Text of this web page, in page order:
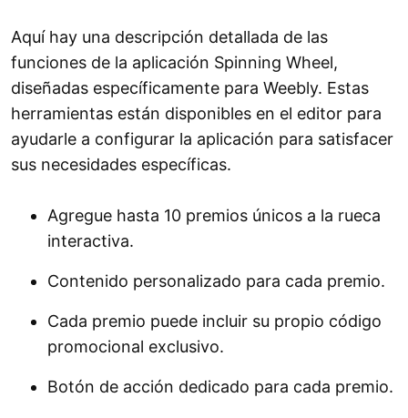
Aquí hay una descripción detallada de las
funciones de la aplicación Spinning Wheel,
diseñadas específicamente para Weebly. Estas
herramientas están disponibles en el editor para
ayudarle a configurar la aplicación para satisfacer
sus necesidades específicas.
Agregue hasta 10 premios únicos a la rueca
interactiva.
Contenido personalizado para cada premio.
Cada premio puede incluir su propio código
promocional exclusivo.
Botón de acción dedicado para cada premio.